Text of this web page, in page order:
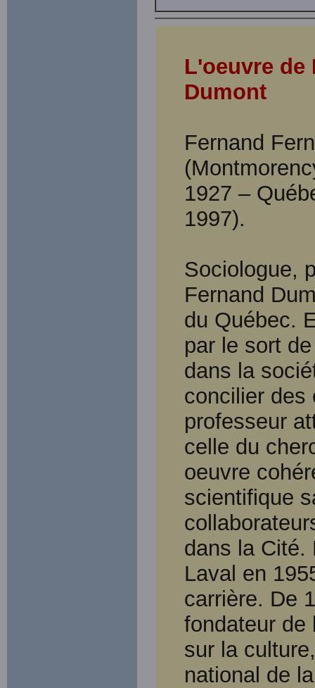
L'oeuvre de
Dumont
Fernand
1927 –
1997).
Sociologue,
Fernand
du Québec.
par le sort
dans la
concilier des
professeur
celle du
oeuvre
scientifique
dans la Cité.
Laval en
carrière. De
fondateur de
sur la
national de